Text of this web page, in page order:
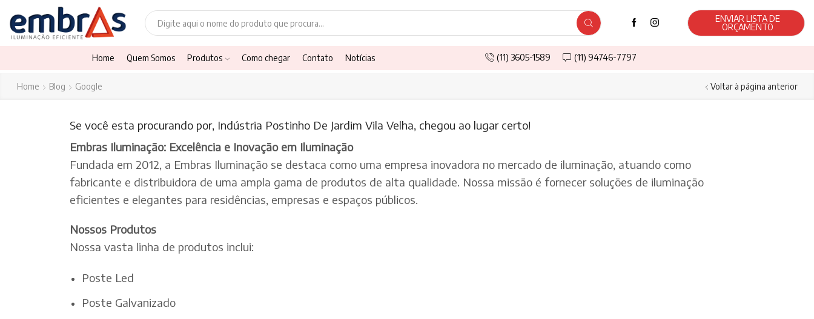
ENVIAR LISTA DE
ORÇAMENTO
Home Quem Somos Produtos Como chegar Contato Notícias (11) 3605-1589 (11) 94746-7797
Voltar à página anterior
Home Blog Google
Se você esta procurando por, Indústria Postinho De Jardim Vila Velha, chegou ao lugar certo!
Embras Iluminação: Excelência e Inovação em Iluminação
Fundada em 2012, a Embras Iluminação se destaca como uma empresa inovadora no mercado de iluminação, atuando como
fabricante e distribuidora de uma ampla gama de produtos de alta qualidade. Nossa missão é fornecer soluções de iluminação
eficientes e elegantes para residências, empresas e espaços públicos.
Nossos Produtos
Nossa vasta linha de produtos inclui:
Poste Led
Poste Galvanizado